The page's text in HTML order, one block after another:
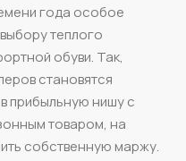
года особое
теплого
обуви. Так,
становятся
прибыльную нишу с
товаром, на
собственную маржу.